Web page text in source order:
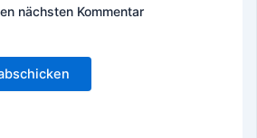
nächsten Kommentar